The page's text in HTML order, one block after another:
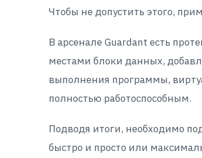
Чтобы не допустить этого,
В арсенале Guardant есть
местами блоки данных,
выполнения программы,
полностью работоспособным.
Подводя итоги, необходимо
быстро и просто или